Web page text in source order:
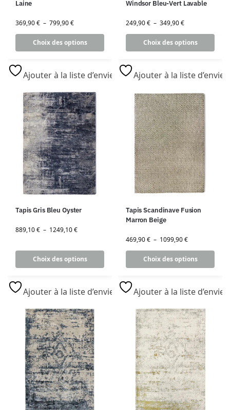
Laine
369,90€ – 799,90€
Choix des options
Ajouter à la liste d’envies
Windsor Bleu-Vert Lavable
249,90€ – 349,90€
Choix des options
Ajouter à la liste d’envies
Tapis Gris Bleu Oyster
889,10€ – 1249,10€
Choix des options
Ajouter à la liste d’envies
Tapis Scandinave Fusion
Marron Beige
469,90€ – 1099,90€
Choix des options
Ajouter à la liste d’envies